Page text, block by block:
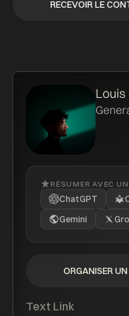
Louis
RÉSUMER AVEC
ChatGPT
Gemini
ORGANISER
Text Link